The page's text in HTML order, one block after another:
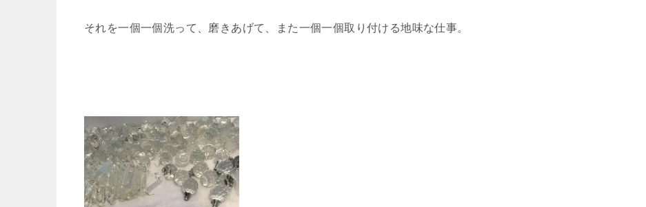
それを一個一個洗って、磨きあげて、また一個一個取り付ける地味な仕事。